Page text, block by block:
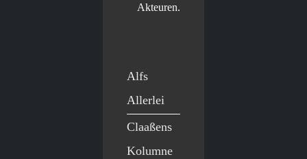
Akteuren.
Alfs
Allerlei
Claaßens
Kolumne